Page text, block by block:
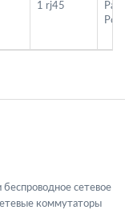
1 rj45
PoE
беспроводное сетевое
коммутаторы